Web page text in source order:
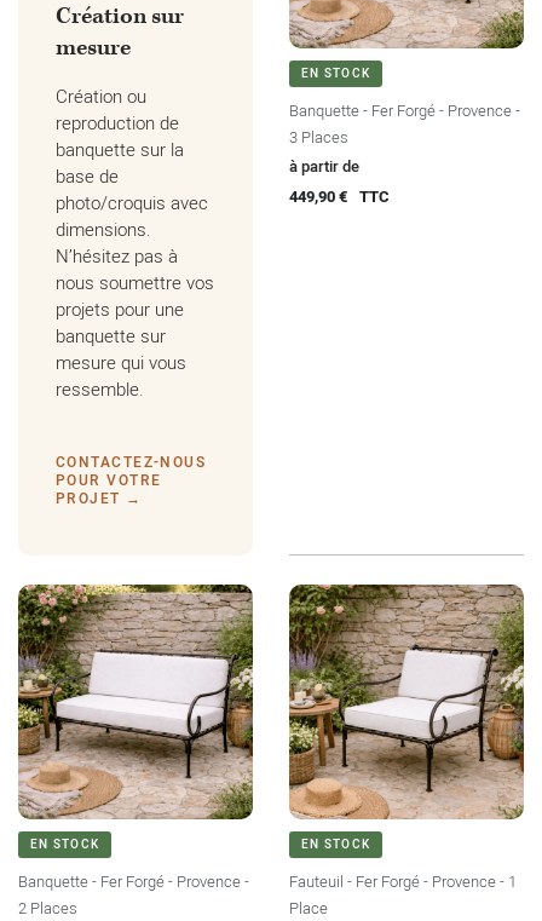
Création sur
mesure
Création ou
reproduction de
banquette sur la
base de
photo/croquis avec
dimensions.
N’hésitez pas à
nous soumettre vos
projets pour une
banquette sur
mesure qui vous
ressemble.
CONTACTEZ-NOUS
POUR VOTRE
PROJET →
EN STOCK
Banquette - Fer Forgé - Provence -
3 Places
à partir de
Prix
449,90 € TTC
EN STOCK
Banquette - Fer Forgé - Provence -
2 Places
EN STOCK
Fauteuil - Fer Forgé - Provence - 1
Place